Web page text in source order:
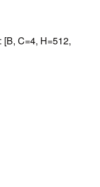
C=4, H=512,